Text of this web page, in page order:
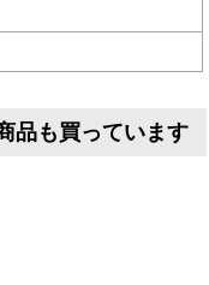
品も買っています